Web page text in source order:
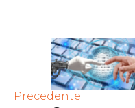
Precedente